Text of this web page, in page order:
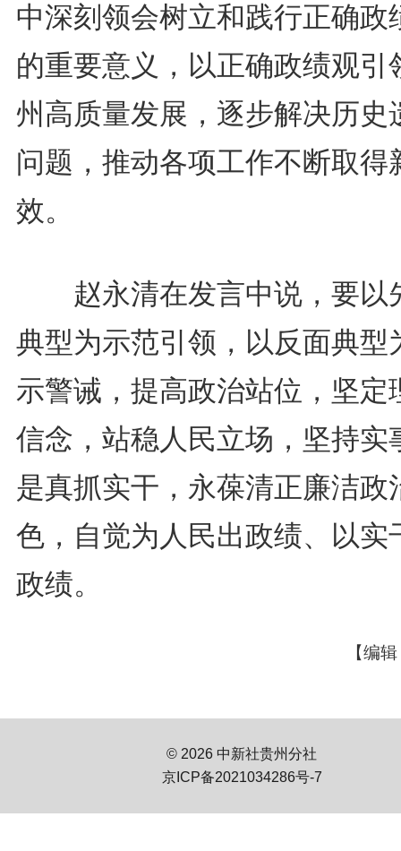
中深刻领会树立和践行正确政
的重要意义，以正确政绩观引
州高质量发展，逐步解决历史
问题，推动各项工作不断取得
效。
赵永清在发言中说，要以
典型为示范引领，以反面典型
示警诫，提高政治站位，坚定
信念，站稳人民立场，坚持实
是真抓实干，永葆清正廉洁政
色，自觉为人民出政绩、以实
政绩。
【编
© 2026 中新社贵州分社
京ICP备2021034286号-7